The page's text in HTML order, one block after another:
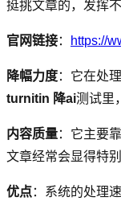
挺挑文章的，发挥
官网链接： https://
降幅力度：它在处
turnitin 降ai测试里
内容质量：它主要
文章经常会显得特
优点：系统的处理